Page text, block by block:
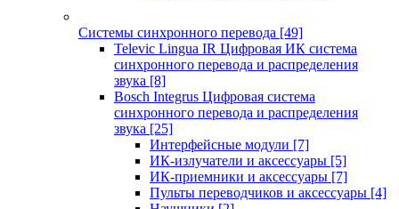
Системы синхронного перевода [49]
Televic Lingua IR Цифровая ИК система
синхронного перевода и распределения
звука [8]
Bosch Integrus Цифровая система
синхронного перевода и распределения
звука [25]
Интерфейсные модули [7]
ИК-излучатели и аксессуары [5]
ИК-приемники и аксессуары [7]
Пульты переводчиков и аксессуары [4]